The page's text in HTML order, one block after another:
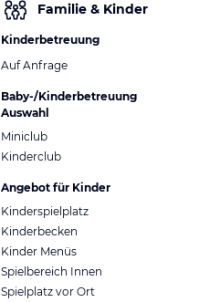
Familie & Kinder
Kinderbetreuung
Auf Anfrage
Baby-/Kinderbetreuung
Auswahl
Miniclub
Kinderclub
Angebot für Kinder
Kinderspielplatz
Kinderbecken
Kinder Menüs
Spielbereich Innen
Spielplatz vor Ort